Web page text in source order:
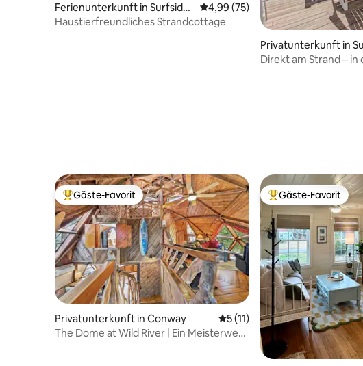
Ferienunterkunft in Surfside
Beach
Durchschnittliche Bewertung:
4,99 (75)
Haustierfreundliches Strandcottage
Privatunterkunft in
each
Direkt am Strand – in
Beliebter Gäste-Favorit.
Gäste-Favorit
Privatunterkunft in Conway Durchschnittliche Bewertung:
5 (11)
The Dome at Wild River | Ein Meisterwerk
Beliebter Gäste-
Gäste-Favorit